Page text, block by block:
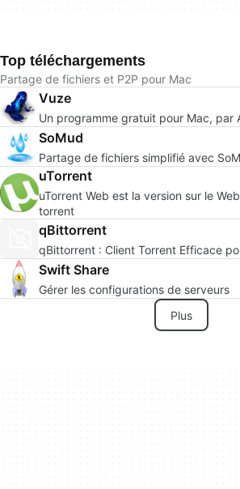
Top téléchargements
Partage de fichiers et P2P pour Mac
Vuze
Un programme gratuit pour Mac, par
SoMud
Partage de fichiers simplifié avec
uTorrent
uTorrent Web est la version sur le
torrent
qBittorrent
qBittorrent : Client Torrent Efficace
Swift Share
Gérer les configurations de serveurs
Plus